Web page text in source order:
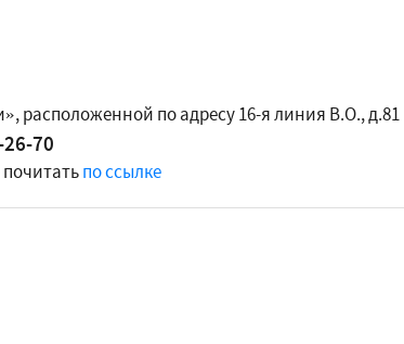
расположенной по адресу 16-я линия В.О., д.81
70
по ссылке